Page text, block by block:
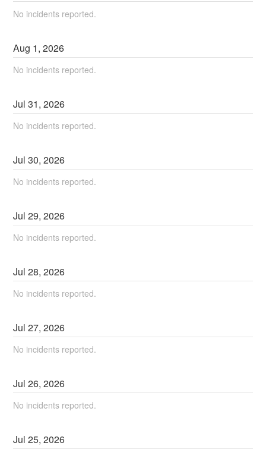
No incidents reported.
Aug 1,2026
No incidents reported.
Jul31,2026
No incidents reported.
Jul30,2026
No incidents reported.
Jul29,2026
No incidents reported.
Jul28,2026
No incidents reported.
Jul27,2026
No incidents reported.
Jul26,2026
No incidents reported.
Jul25,2026